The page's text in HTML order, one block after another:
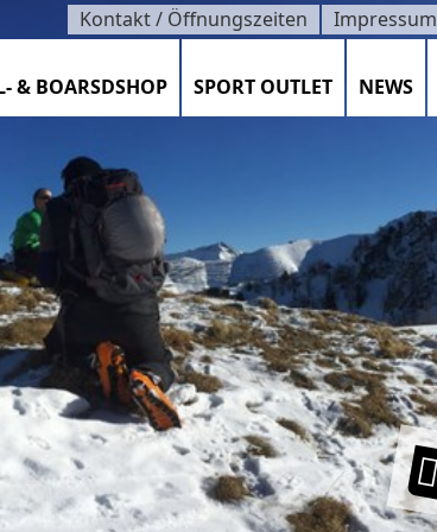
Kontakt / Öffnungszeiten Impressum
& BOARSDSHOP SPORT OUTLET NEWS